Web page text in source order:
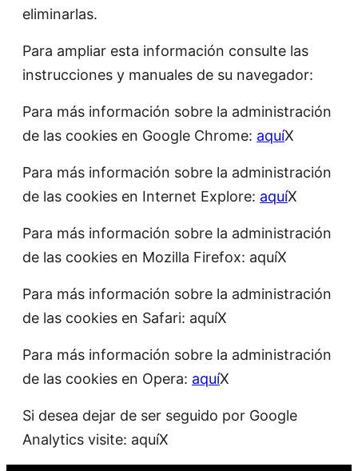
eliminarlas.
Para ampliar esta información consulte las
instrucciones y manuales de su navegador:
Para más información sobre la administración
de las cookies en Google Chrome: aquíX
Para más información sobre la administración
de las cookies en Internet Explore: aquíX
Para más información sobre la administración
de las cookies en Mozilla Firefox: aquíX
Para más información sobre la administración
de las cookies en Safari: aquíX
Para más información sobre la administración
de las cookies en Opera: aquíX
Si desea dejar de ser seguido por Google
Analytics visite: aquíX